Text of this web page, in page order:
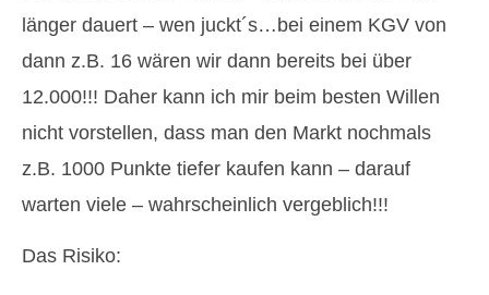
länger dauert – wen juckt´s…bei einem KGV von
dann z.B. 16 wären wir dann bereits bei über
12.000!!! Daher kann ich mir beim besten Willen
nicht vorstellen, dass man den Markt nochmals
z.B. 1000 Punkte tiefer kaufen kann – darauf
warten viele – wahrscheinlich vergeblich!!!
Das Risiko: